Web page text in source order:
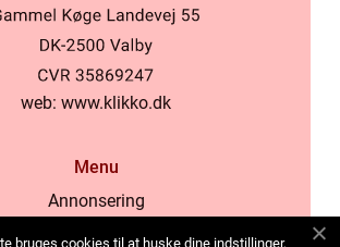
web: www.klikko.dk
Menu
Annonsering
bruges cookies til at huske dine indstillinger,